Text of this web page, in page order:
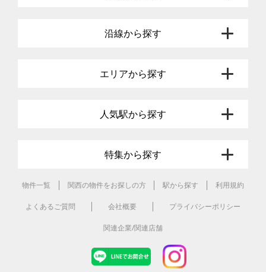
沿線から探す
エリアから探す
人気駅から探す
特集から探す
物件一覧 関西の物件をお探しの方 駅から探す 利用規約
よくあるご質問 会社概要 プライバシーポリシー
関連企業/関連店舗